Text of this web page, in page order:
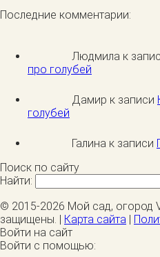
Последние комментарии:
Людмила к
про голубей
Дамир к записи
голубей
Галина к записи
Поиск по сайту
Найти:
© 2015-2026 Мой сад, огород
защищены. |
Карта сайта
Войти на сайт
Войти с помощью: